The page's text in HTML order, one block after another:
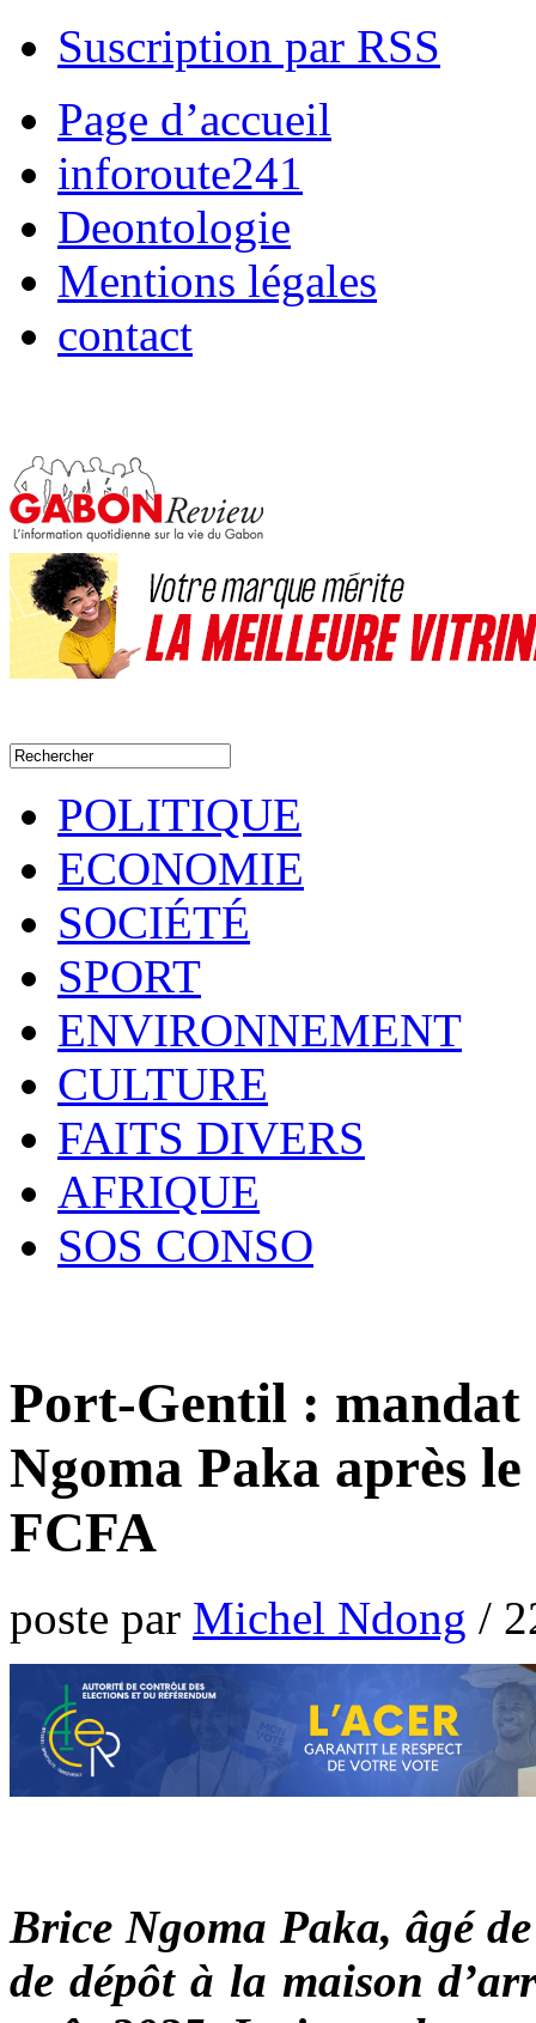
Suscription par RSS
Page d’accueil
inforoute241
Deontologie
Mentions légales
contact
POLITIQUE
ECONOMIE
SOCIÉTÉ
SPORT
ENVIRONNEMENT
CULTURE
FAITS DIVERS
AFRIQUE
SOS CONSO
Port-Gentil : mandat
Ngoma Paka après
FCFA
poste par Michel Ndong /
Brice Ngoma Paka, âgé
de dépôt à la maison